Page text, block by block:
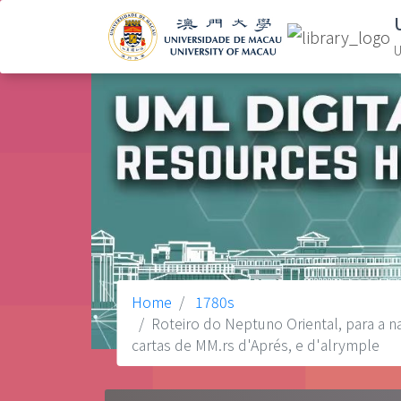
Home
1780s
Roteiro do Neptuno Oriental, para a
cartas de MM.rs d'Aprés, e d'alrymple